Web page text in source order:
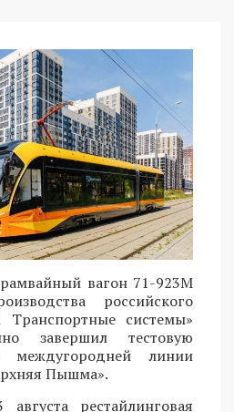
вагон 71-923М
российского
Транспортные системы»
завершил тестовую
междугородней линии
Пышма».
рестайлинговая